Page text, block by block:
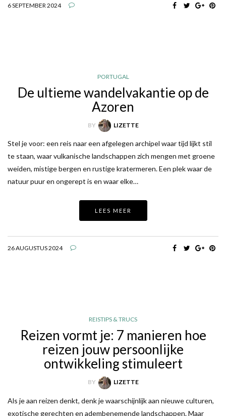
6 SEPTEMBER 2024
PORTUGAL
De ultieme wandelvakantie op de
Azoren
BY LIZETTE
Stel je voor: een reis naar een afgelegen archipel waar tijd lijkt stil
te staan, waar vulkanische landschappen zich mengen met groene
weiden, mistige bergen en rustige kratermeren. Een plek waar de
natuur puur en ongerept is en waar elke…
LEES MEER
26 AUGUSTUS 2024
REISTIPS & TRUCS
Reizen vormt je: 7 manieren hoe
reizen jouw persoonlijke
ontwikkeling stimuleert
BY LIZETTE
Als je aan reizen denkt, denk je waarschijnlijk aan nieuwe culturen,
exotische gerechten en adembenemende landschappen. Maar